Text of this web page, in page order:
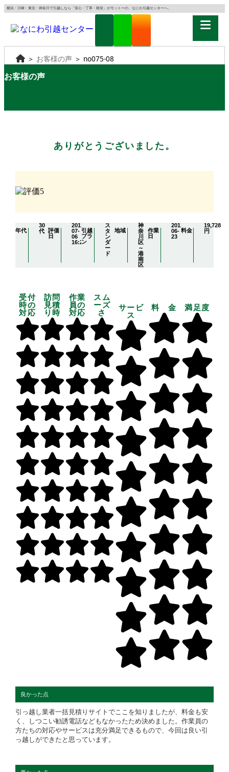
横浜・川崎・東京・神奈川で引越しなら「安心・丁寧・格安」がモットーの、なにわ引越センターへ。
＞ お客様の声＞ no075-08
お客様の声
ありがとうございました。
年代
30
代
評価
日
2013-
07-
06
16:23:46
引越
プラ
ン
ス
タ
ン
ダ
ー
ド
地域
神
奈
川
区
～
港
南
区
作業
日
2013-
06-
23
料金
19,728
円
受付
時の
対応
訪問
見積
り時
作業
員の
対応
スム
ーズ
さ
サービ
ス
料 金 満足度
良かった点
引っ越し業者一括見積りサイトでここを知りましたが、料金も安
く、しつこい勧誘電話などもなかったため決めました。作業員の
方たちの対応やサービスは充分満足できるもので、今回は良い引
っ越しができたと思っています。